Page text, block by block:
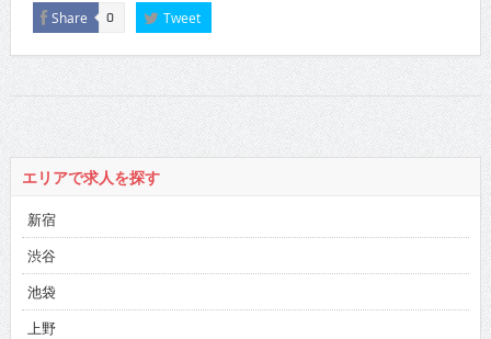
Share 0 Tweet
エリアで求人を探す
新宿
渋谷
池袋
上野